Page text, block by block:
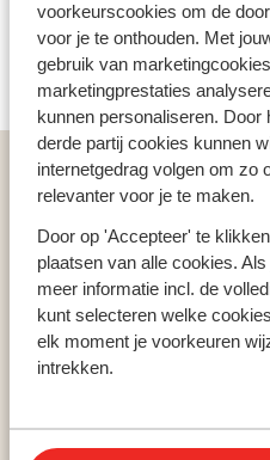
voorkeurscookies om de
voor je te onthouden. Met
gebruik van
marketingprestaties
kunnen personaliseren. Door
derde partij cookies kunnen
internetgedrag volgen om zo
relevanter voor je te maken.
Door op 'Accepteer' te
plaatsen van alle cookies.
meer informatie incl. de
kunt selecteren welke
elk moment je voorkeuren
intrekken.